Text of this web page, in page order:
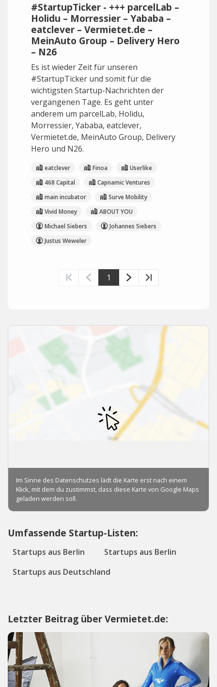
#StartupTicker - +++ parcelLab –
Holidu – Morressier – Yababa –
eatclever – Vermietet.de –
MeinAuto Group – Delivery Hero
– N26
Es ist wieder Zeit für unseren
#StartupTicker und somit für die
wichtigsten Startup-Nachrichten der
vergangenen Tage. Es geht unter
anderem um parcelLab, Holidu,
Morressier, Yababa, eatclever,
Vermietet.de, MeinAuto Group, Delivery
Hero und N26.
eatclever Finoa
Userlike
468 Capital
Capnamic Ventures
main incubator
Surve Mobility
Vivid Money
ABOUT YOU
Michael Siebers
Johannes Siebers
Justus Weweler
1
Umfassende Startup-Listen:
Startups aus Berlin
Startups aus Berlin
Startups aus Deutschland
Letzter Beitrag über Vermietet.de: